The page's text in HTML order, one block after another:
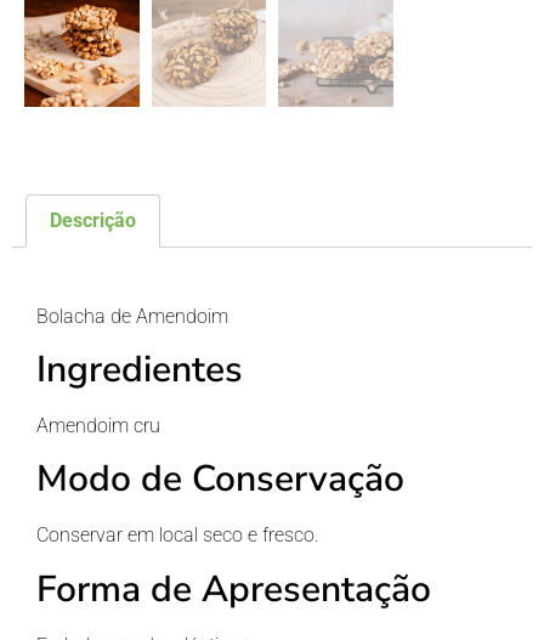
Descrição
Bolacha de Amendoim
Ingredientes
Amendoim cru
Modo de Conservação
Conservar em local seco e fresco.
Forma de Apresentação